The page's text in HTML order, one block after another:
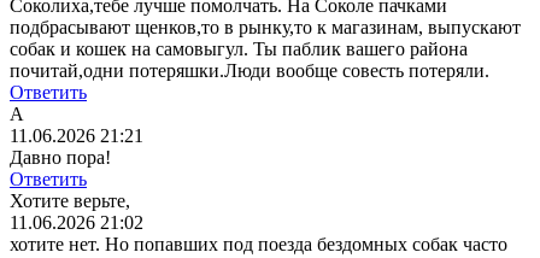
Соколиха,тебе лучше помолчать. На Соколе пачками
подбрасывают щенков,то в рынку,то к магазинам, выпускают
собак и кошек на самовыгул. Ты паблик вашего района
почитай,одни потеряшки.Люди вообще совесть потеряли.
Ответить
А
11.06.2026 21:21
Давно пора!
Ответить
Хотите верьте,
11.06.2026 21:02
хотите нет. Но попавших под поезда бездомных собак часто